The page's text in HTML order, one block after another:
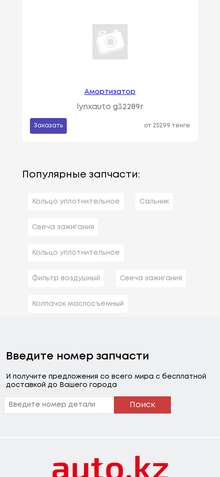
Амортизатор
lynxauto g32289r
Заказать от 25299 тенге
Популярные запчасти:
Кольцо уплотнительное Сальник
Свеча зажигания
Кольцо уплотнительное
Фильтр воздушный Свеча зажигания
Колпачок маслосъемный
Введите номер запчасти
И получите предложения со всего мира с бесплатной
доставкой до Вашего города
Поиск